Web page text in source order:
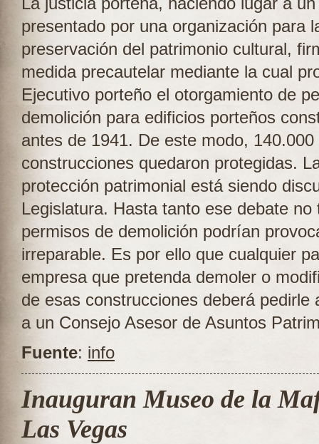
presentado por una organización para
preservación del patrimonio cultural,
medida precautelar mediante la cual
Ejecutivo porteño el otorgamiento de
demolición para edificios porteños
antes de 1941. De este modo, 140.000
construcciones quedaron protegidas.
protección patrimonial está siendo
Legislatura. Hasta tanto ese debate no
permisos de demolición podrían
irreparable. Es por ello que cualquier
empresa que pretenda demoler o
de esas construcciones deberá pedirle
a un Consejo Asesor de Asuntos
Fuente: info
Inauguran Museo de la
Las Vegas